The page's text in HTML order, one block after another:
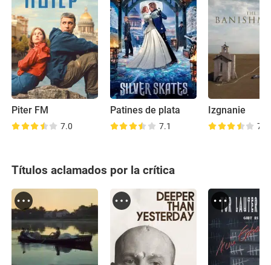
Piter FM
7.0
Patines de plata
7.1
Izgnanie
7.5
Títulos aclamados por la crítica